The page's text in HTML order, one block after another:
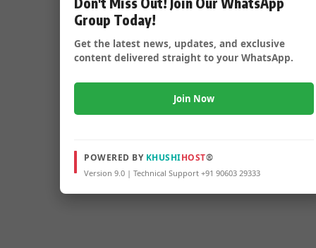
Group Today!
Get the latest news, updates, and exclusive
content delivered straight to your WhatsApp.
Join Now
POWERED BY KHUSHIHOST®
Version 9.0 | Technical Support +91 90603 29333